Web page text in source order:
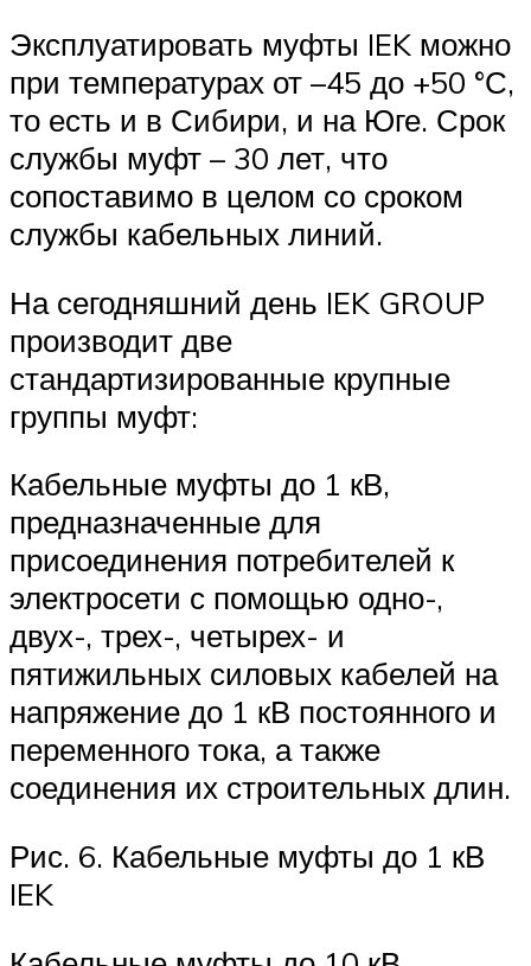
Эксплуатировать муфты IEK можно
при температурах от –45 до +50 °С,
то есть и в Сибири, и на Юге. Срок
службы муфт – 30 лет, что
сопоставимо в целом со сроком
службы кабельных линий.
На сегодняшний день IEK GROUP
производит две
стандартизированные крупные
группы муфт:
Кабельные муфты до 1 кВ,
предназначенные для
присоединения потребителей к
электросети с помощью одно-,
двух-, трех-, четырех- и
пятижильных силовых кабелей на
напряжение до 1 кВ постоянного и
переменного тока, а также
соединения их строительных длин.
Рис. 6. Кабельные муфты до 1 кВ
IEK